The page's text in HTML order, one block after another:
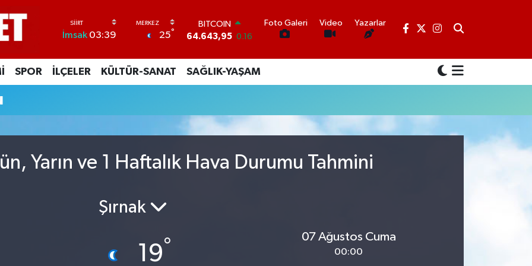
İmsak03:39 25°
BITCOIN
64.643,95 0.16
47,6704 0
EURO
55,0406 -0.08
GRAM ALTIN
6500.87 0.12
13.799
Foto Galeri Video Yazarlar
SPOR İLÇELER KÜLTÜR-SANAT SAĞLIK-YAŞAM
Yarın ve 1 Haftalık Hava Durumu Tahmini
Şırnak
19°
07 Ağustos Cuma
00:00